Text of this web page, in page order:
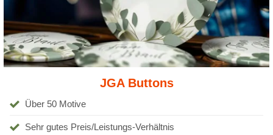
JGA Buttons
Über 50 Motive
Sehr gutes Preis/Leistungs-Verhältnis